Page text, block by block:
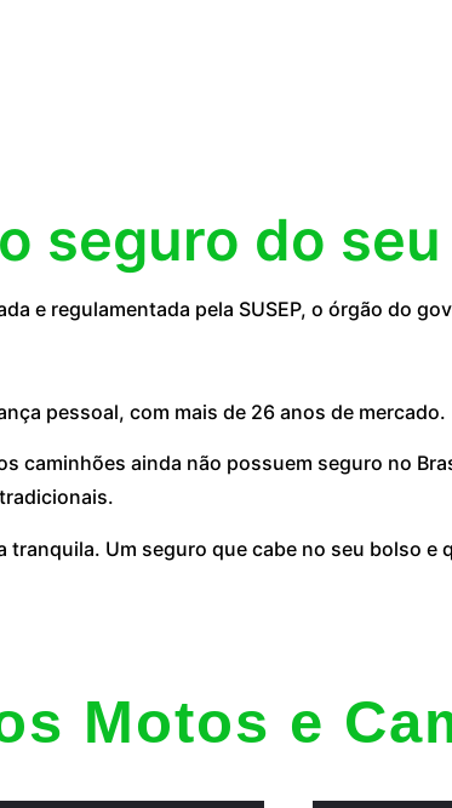
seguro do
e regulamentada pela SUSEP, o órgão do
pessoal, com mais de 26 anos de mercado.
caminhões ainda não possuem seguro no
Um seguro que cabe no seu bolso e
Motos e